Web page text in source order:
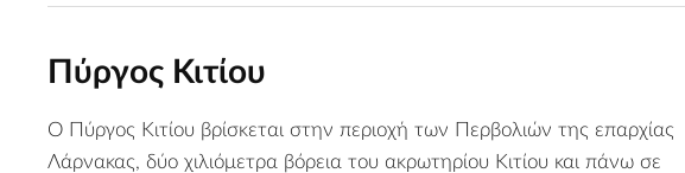
Πύργος Κιτίου
Ο Πύργος Κιτίου βρίσκεται στην περιοχή των Περβολιών της επαρχίας
Λάρνακας, δύο χιλιόμετρα βόρεια του ακρωτηρίου Κιτίου και πάνω σε